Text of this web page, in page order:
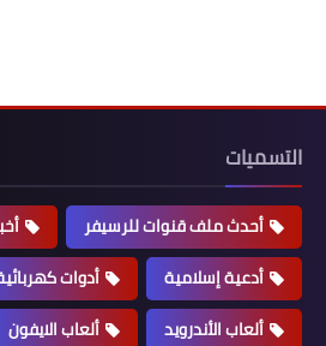
التسميات
أحدث ملف قنوات للرسيفر
أدعية إسلامية
أدوات
ألعاب الأندرويد
ألعاب الايفون